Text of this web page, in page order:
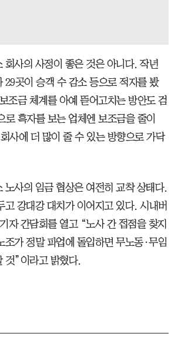
회사의 사정이 좋은 것은 아니다. 작년
29곳이 승객 수 감소 등으로 적자를 봤
조금 체계를 아예 뜯어고치는 방안도 검
로 흑자를 보는 업체엔 보조금을 줄이
사에 더 많이 줄 수 있는 방향으로 가닥
노사의 임금 협상은 여전히 교착 상태다.
고 강대강 대치가 이어지고 있다. 시내버
자 간담회를 열고 “노사 간 접점을 찾지
조가 정말 파업에 돌입하면 무노동·무임
것”이라고 밝혔다.